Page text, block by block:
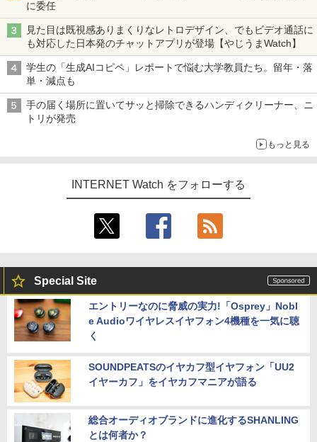
に委任
見た目は既視感ありまくりなレトロデザイン、でもビデオ通話に
も対応した日本発のチャットアプリが登場【やじうまWatch】
学生の「生成AIコピペ」レポートで悩む大学教員たち。留年・落
単・減点も
手の届く場所に置いてサッと掃除できるハンディクリーナー、ニ
トリが発売
もっと見る
INTERNET Watch をフォローする
Special Site
エントリーなのに脅威の実力!「Osprey」Nobl
e Audioワイヤレスイヤフォン4機種を一気に聴
く
SOUNDPEATSのイヤカフ型イヤフォン「UU2
イヤーカフ」をイヤカフマニアが語る
総合オーディオブランドに進化するSHANLING
とは何者か？